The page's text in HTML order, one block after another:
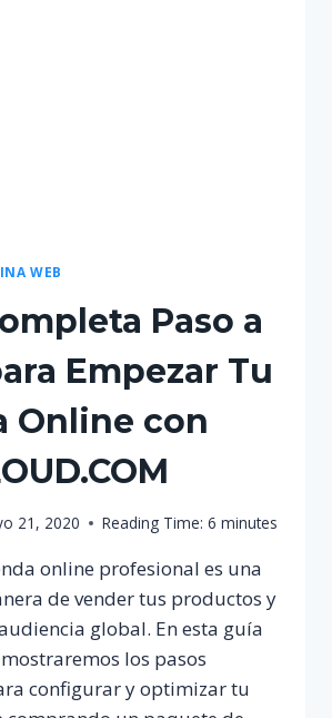
WEB
Paso a
Empezar Tu
Online con
21, 2020 Reading Time: 6minutes
online profesional es una
de vender tus productos y
global. En esta guía
los pasos
configurar y optimizar tu